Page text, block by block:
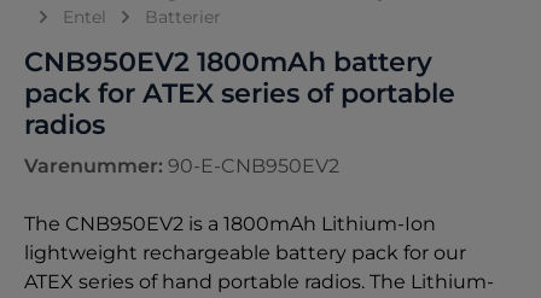
Entel
Batterier
Varenummer: 90-E-CNB950EV2
CNB950EV2 1800mAh battery
pack for ATEX series of portable
radios
The CNB950EV2 is a 1800mAh Lithium-Ion
lightweight rechargeable battery pack for our
ATEX series of hand portable radios. The Lithium-